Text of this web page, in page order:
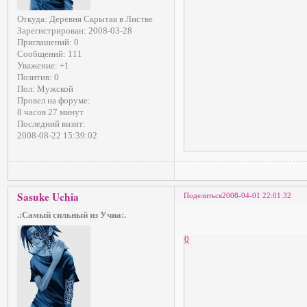
Откуда: Деревня Скрытая в Листве
Зарегистрирован: 2008-03-28
Приглашений: 0
Сообщений: 111
Уважение: +1
Позитив: 0
Пол: Мужской
Провел на форуме:
8 часов 27 минут
Последний визит:
2008-08-22 15:39:02
Поделиться2008-04-01 22:01:32
Sasuke Uchia
.:Самый сильный из Учиа:.
0